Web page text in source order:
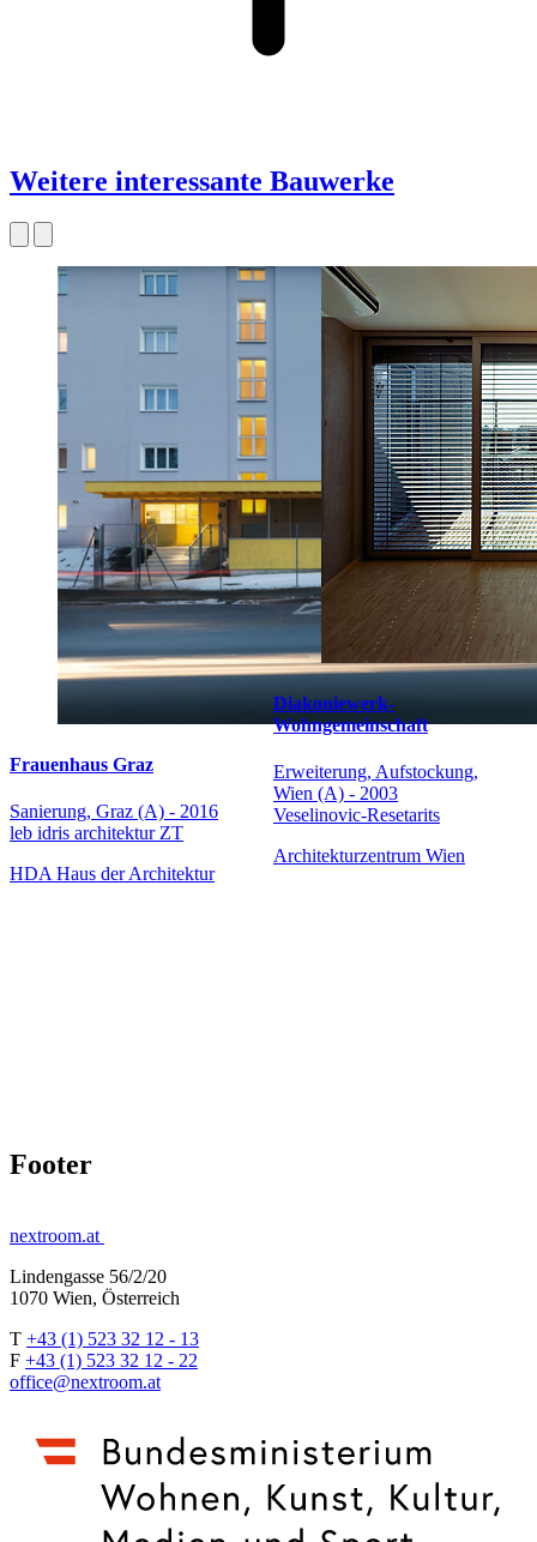
Weitere interessante Bauwerke
Frauenhaus Graz
Sanierung, Graz (A) - 2016
leb idris architektur ZT
HDA Haus der Architektur
Diakoniewerk-
Wohngemeinschaft
Erweiterung, Aufstockung,
Wien (A) - 2003
Veselinovic-Resetarits
Architekturzentrum Wien
Footer
nextroom.at
Lindengasse 56/2/20
1070 Wien, Österreich
T +43 (1) 523 32 12 - 13
F +43 (1) 523 32 12 - 22
office@nextroom.at